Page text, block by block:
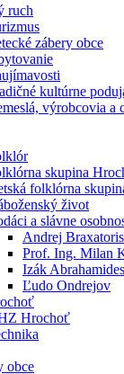
ruch
zábery obce
kultúrne
výrobcovia a
skupina
folklórna
život
a slávne
Andrej
Prof. Ing. Milan
Izák
Ľudo Ondrejov
Hrochoť
obce